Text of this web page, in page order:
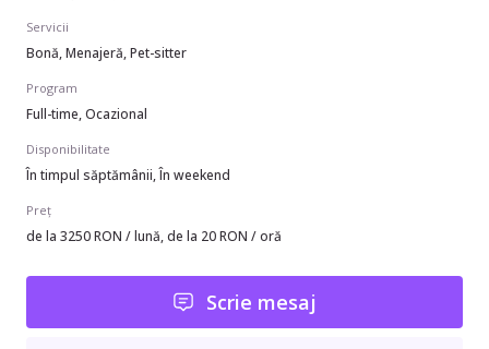
Servicii
Bonă, Menajeră, Pet-sitter
Program
Full-time, Ocazional
Disponibilitate
În timpul săptămânii, În weekend
Preț
de la 3250 RON / lună, de la 20 RON / oră
Scrie mesaj